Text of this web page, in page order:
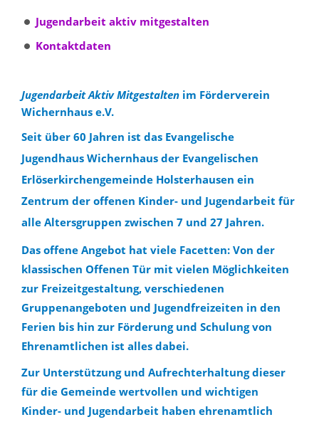
Jugendarbeit aktiv mitgestalten
Kontaktdaten
Jugendarbeit Aktiv Mitgestalten im Förderverein
Wichernhaus e.V.
Seit über 60 Jahren ist das Evangelische
Jugendhaus Wichernhaus der Evangelischen
Erlöserkirchengemeinde Holsterhausen ein
Zentrum der offenen Kinder- und Jugendarbeit für
alle Altersgruppen zwischen 7 und 27 Jahren.
Das offene Angebot hat viele Facetten: Von der
klassischen Offenen Tür mit vielen Möglichkeiten
zur Freizeitgestaltung, verschiedenen
Gruppenangeboten und Jugendfreizeiten in den
Ferien bis hin zur Förderung und Schulung von
Ehrenamtlichen ist alles dabei.
Zur Unterstützung und Aufrechterhaltung dieser
für die Gemeinde wertvollen und wichtigen
Kinder- und Jugendarbeit haben ehrenamtlich